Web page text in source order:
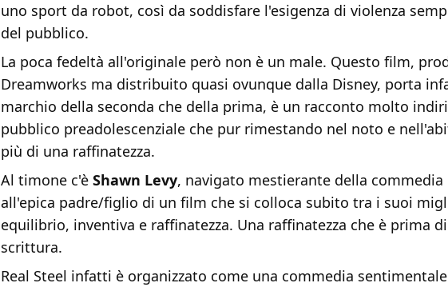
uno sport da robot, così da soddisfare l'esigenza di violenza
del pubblico.
La poca fedeltà all'originale però non è un male. Questo film,
Dreamworks ma distribuito quasi ovunque dalla Disney, porta
marchio della seconda che della prima, è un racconto molto
pubblico preadolescenziale che pur rimestando nel noto e
più di una raffinatezza.
Al timone c'è Shawn Levy, navigato mestierante della
all'epica padre/figlio di un film che si colloca subito tra i suoi
equilibrio, inventiva e raffinatezza. Una raffinatezza che è prima
scrittura.
Real Steel infatti è organizzato come una commedia